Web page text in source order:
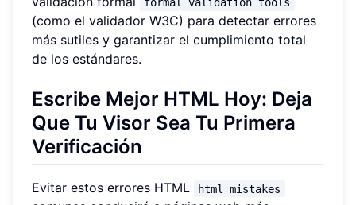
(como el validador W3C) para detectar errores
más sutiles y garantizar el cumplimiento total
de los estándares.
Escribe Mejor HTML Hoy: Deja
Que Tu Visor Sea Tu Primera
Verificación
Evitar estos errores HTML html mistakes